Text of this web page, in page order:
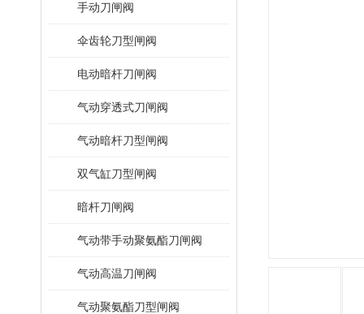
手动刀闸阀
伞齿轮刀型闸阀
电动暗杆刀闸阀
气动穿透式刀闸阀
气动暗杆刀型闸阀
双气缸刀型闸阀
暗杆刀闸阀
气动带手动聚氨酯刀闸阀
气动高温刀闸阀
气动聚氨酯刀型闸阀